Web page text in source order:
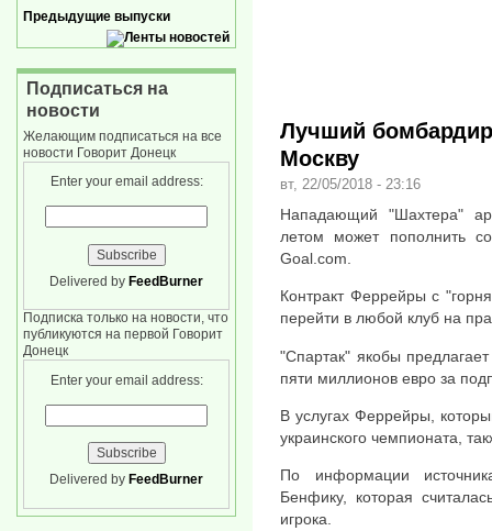
Лучший
Москву
вт, 22/05/2018 - 23:16
Нападающий "Шахтера"
летом может пополнить
Goal.com.
Контракт Феррейры с
перейти в любой клуб на
"Спартак" якобы
пяти миллионов евро за
В услугах Феррейры,
украинского чемпионата,
По информации
Бенфику, которая
игрока.
Предыдущие выпуски
Подписаться на
новости
Желающим подписаться на все
новости Говорит Донецк
Enter your email address:
Delivered by FeedBurner
Подписка только на новости, что
публикуются на первой Говорит
Донецк
Enter your email address:
Delivered by FeedBurner